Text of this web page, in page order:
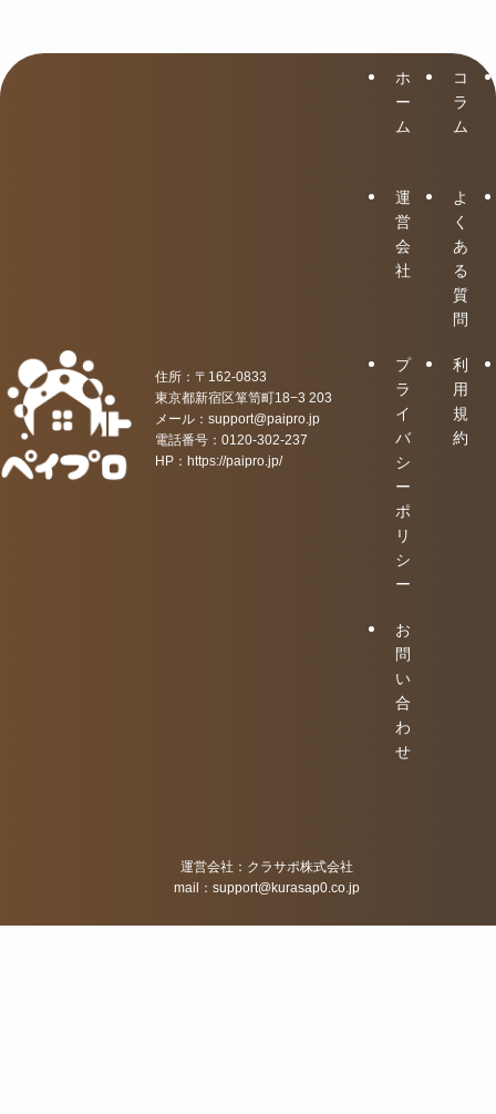
住所：〒162-0833
東京都新宿区箪笥町18−3 203
メール：support@paipro.jp
電話番号：0120-302-237
HP： https://paipro.jp/
ホ
ー
ム
コ
ラ
ム
運
営
会
社
よ
く
あ
る
質
問
プ
ラ
イ
バ
シ
ー
ポ
リ
シ
ー
利
用
規
約
お
問
い
合
わ
せ
運営会社：クラサポ株式会社
mail：support@kurasap0.co.jp